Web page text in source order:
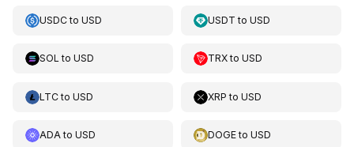
USDCto USD USDT toUSD
SOL to USD TRXtoUSD
LTCto USD XRP toUSD
ADAto USD DOGEtoUSD